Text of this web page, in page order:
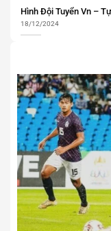
Hình Đội Tuyển Vn –
18/12/2024